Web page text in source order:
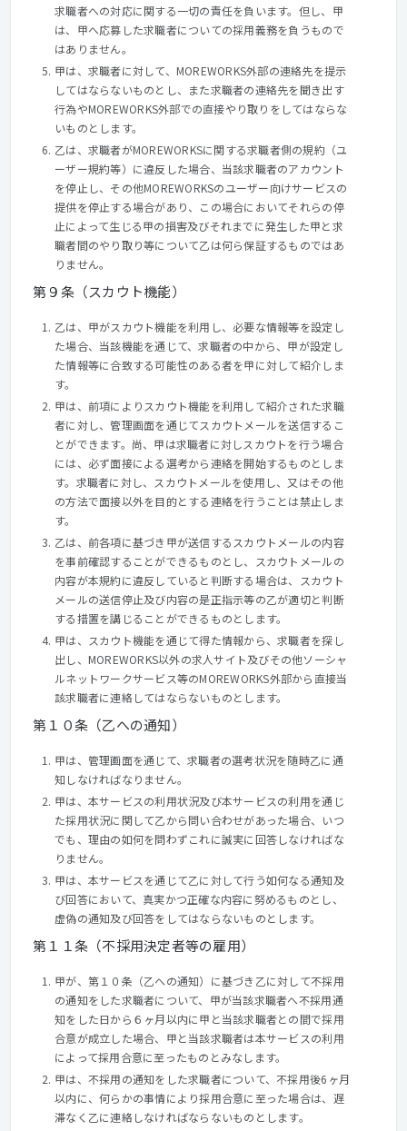
求職者への対応に関する一切の責任を負います。但し、甲
は、甲へ応募した求職者についての採用義務を負うもので
はありません。
甲は、求職者に対して、MOREWORKS外部の連絡先を提示
してはならないものとし、また求職者の連絡先を聞き出す
行為やMOREWORKS外部での直接やり取りをしてはならな
いものとします。
乙は、求職者がMOREWORKSに関する求職者側の規約（ユ
ーザー規約等）に違反した場合、当該求職者のアカウント
を停止し、その他MOREWORKSのユーザー向けサービスの
提供を停止する場合があり、この場合においてそれらの停
止によって生じる甲の損害及びそれまでに発生した甲と求
職者間のやり取り等について乙は何ら保証するものではあ
りません。
第９条（スカウト機能）
乙は、甲がスカウト機能を利用し、必要な情報等を設定し
た場合、当該機能を通じて、求職者の中から、甲が設定し
た情報等に合致する可能性のある者を甲に対して紹介しま
す。
甲は、前項によりスカウト機能を利用して紹介された求職
者に対し、管理画面を通じてスカウトメールを送信するこ
とができます。尚、甲は求職者に対しスカウトを行う場合
には、必ず面接による選考から連絡を開始するものとしま
す。求職者に対し、スカウトメールを使用し、又はその他
の方法で面接以外を目的とする連絡を行うことは禁止しま
す。
乙は、前各項に基づき甲が送信するスカウトメールの内容
を事前確認することができるものとし、スカウトメールの
内容が本規約に違反していると判断する場合は、スカウト
メールの送信停止及び内容の是正指示等の乙が適切と判断
する措置を講じることができるものとします。
甲は、スカウト機能を通じて得た情報から、求職者を探し
出し、MOREWORKS以外の求人サイト及びその他ソーシャ
ルネットワークサービス等のMOREWORKS外部から直接当
該求職者に連絡してはならないものとします。
第１０条（乙への通知）
甲は、管理画面を通じて、求職者の選考状況を随時乙に通
知しなければなりません。
甲は、本サービスの利用状況及び本サービスの利用を通じ
た採用状況に関して乙から問い合わせがあった場合、いつ
でも、理由の如何を問わずこれに誠実に回答しなければな
りません。
甲は、本サービスを通じて乙に対して行う如何なる通知及
び回答において、真実かつ正確な内容に努めるものとし、
虚偽の通知及び回答をしてはならないものとします。
第１１条（不採用決定者等の雇用）
甲が、第１０条（乙への通知）に基づき乙に対して不採用
の通知をした求職者について、甲が当該求職者へ不採用通
知をした日から６ヶ月以内に甲と当該求職者との間で採用
合意が成立した場合、甲と当該求職者は本サービスの利用
によって採用合意に至ったものとみなします。
甲は、不採用の通知をした求職者について、不採用後6ヶ月
以内に、何らかの事情により採用合意に至った場合は、遅
滞なく乙に連絡しなければならないものとします。